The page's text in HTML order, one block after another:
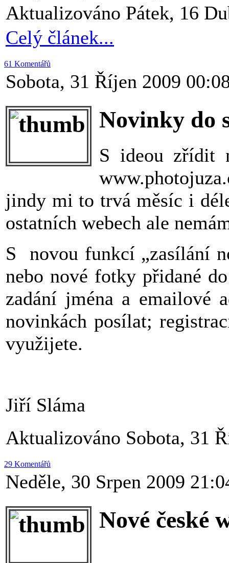
Aktualizováno Pátek, 16
Celý článek...
61 Komentářů
Sobota, 31 Říjen 2009
Novinky do
S ideou zřídit
jindy mi to trvá měsíc i
ostatních webech ale
S novou funkcí „zasílání
nebo nové fotky přidané
zadání jména a emailové
novinkách posílat;
využijete.
Jiří Sláma
Aktualizováno Sobota, 31
29 Komentářů
Neděle, 30 Srpen 2009
Nové české